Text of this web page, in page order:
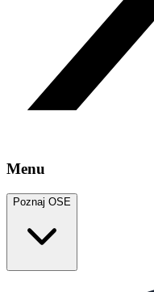
Menu
Poznaj OSE